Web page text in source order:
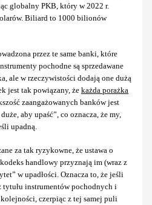
globalny PKB, który w 2022 r.
Biliard to 1000 bilionów
przez te same banki, które
pochodne są sprzedawane
ale w rzeczywistości dodają one dużą
jest tak powiązany, że każda porażka
zaangażowanych banków jest
aby upaść”, co oznacza, że my,
upadną.
za tak ryzykowne, że ustawa o
handlowy przyznają im (wraz z
w upadłości. Oznacza to, że jeśli
tytułu instrumentów pochodnych i
czerpiąc z tej samej puli